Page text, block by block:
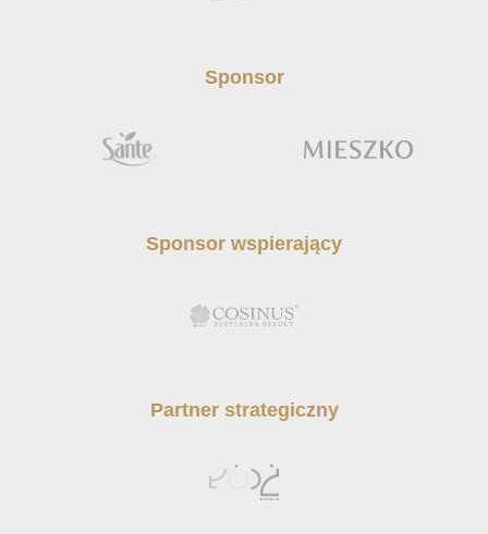
Sponsor
Sponsor wspierający
Partner strategiczny